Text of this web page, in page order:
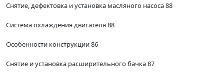
Снятие, дефектовка и установка масляного насоса 88
Система охлаждения двигателя 88
Особенности конструкции 86
Снятие и установка расширительного бачка 87